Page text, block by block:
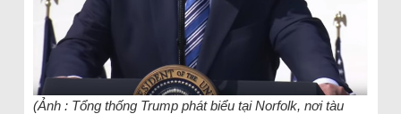
(Ảnh : Tổng thống Trump phát biểu tại Norfolk, nơi tàu